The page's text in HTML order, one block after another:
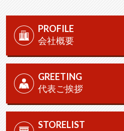
PROFILE
会社概要
GREETING
代表ご挨拶
STORELIST